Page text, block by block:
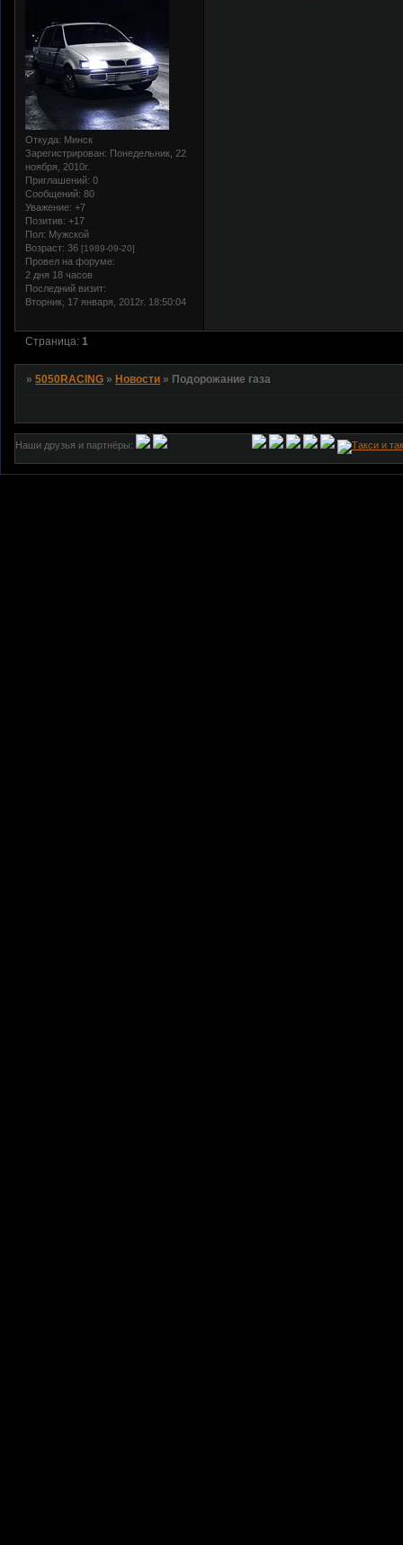
Откуда: Минск
Зарегистрирован: Понедельник, 22
ноября, 2010г.
Приглашений: 0
Сообщений: 80
Уважение: +7
Позитив: +17
Пол: Мужской
Возраст: 36 [1989-09-20]
Провел на форуме:
2 дня 18 часов
Последний визит:
Вторник, 17 января, 2012г. 18:50:04
Страница:1
»5050RACING » Новости » Подорожание газа
Наши друзья и партнёры: